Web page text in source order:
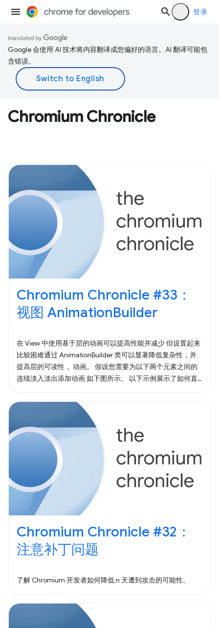
登录
Google 会使用 AI 技术将内容翻译成您偏好的语言。AI 翻译可能包
含错误。
Chromium Chronicle
Chromium Chronicle #33：
视图 AnimationBuilder
在 View 中使用基于层的动画可以提高性能并减少 但设置起来
比较困难通过 AnimationBuilder 类可以显著降低复杂性，并
提高层的可读性， 动画。 假设您需要为以下两个元素之间的
连续淡入淡出添加动画 如下图所示。 以下示例展示了如何直
AnimationBuilder 创建相同的效果。 退出作用域后，动画即
会开始播放。 您更愿意编写或读取哪些代码？更重要的是，
AnimationBuilder
Chromium Chronicle #32：
注意补丁问题
了解 Chromium 开发者如何降低 n 天遭到攻击的可能性。